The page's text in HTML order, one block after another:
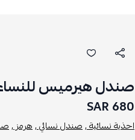
صندل هيرميس للنساء
680 SAR
احذية نسائية ,صندل نسائي ,هرمز ,